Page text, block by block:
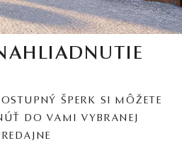
ŠPERK SI MÔŽETE
DO VAMI VYBRANEJ